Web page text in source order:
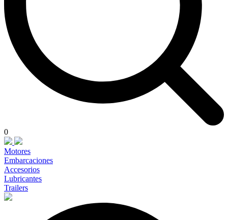
0
Motores
Embarcaciones
Accesorios
Lubricantes
Trailers